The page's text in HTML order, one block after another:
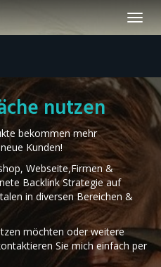
nutzen
bekommen mehr
Kunden!
Webseite,Firmen &
Backlink Strategie auf
in diversen Bereichen &
möchten oder weitere
Sie mich einfach per